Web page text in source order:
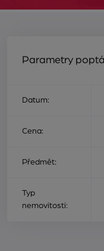
Parametry
Datum:
Cena:
Předmět:
Typ
nemovitosti: